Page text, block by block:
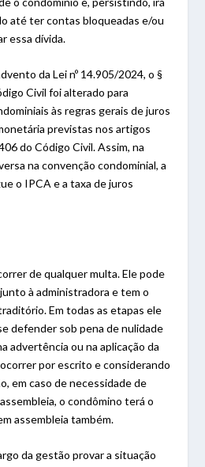
até ter contas bloqueadas e/ou
essa dívida.
da Lei nº 14.905/2024, o §
Civil foi alterado para
às regras gerais de juros
previstas nos artigos
do Código Civil. Assim, na
na convenção condominial, a
o IPCA e a taxa de juros
de qualquer multa. Ele pode
à administradora e tem o
Em todas as etapas ele
defender sob pena de nulidade
advertência ou na aplicação da
por escrito e considerando
em caso de necessidade de
o condômino terá o
assembleia também.
da gestão provar a situação